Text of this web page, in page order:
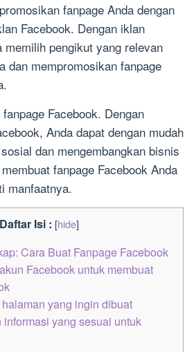
fanpage Anda dengan
Facebook. Dengan iklan
memilih pengikut yang relevan
dan mempromosikan fanpage
Facebook. Dengan
Anda dapat dengan mudah
dan mengembangkan bisnis
fanpage Facebook Anda
manfaatnya.
Daftar Isi : [hide]
Cara Buat Fanpage Facebook
Facebook untuk membuat
yang ingin dibuat
informasi yang sesuai untuk